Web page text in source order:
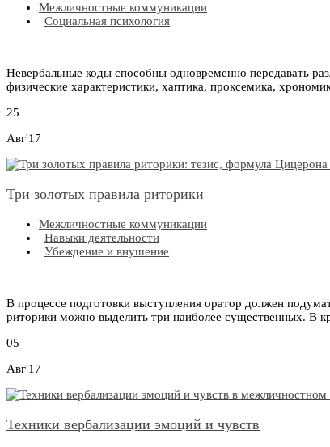
Межличностные коммуникации
| Социальная психология
Невербальные коды способны одновременно передавать
физические характеристики, хаптика, проксемика,
25
Авг'17
Три золотых правила риторики
Межличностные коммуникации
| Навыки деятельности
| Убеждение и внушение
В процессе подготовки выступления оратор должен
риторики можно выделить три наиболее существенных. В
05
Авг'17
Техники вербализации эмоций и чувств